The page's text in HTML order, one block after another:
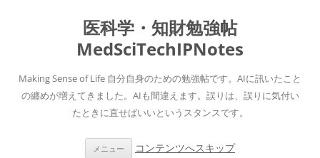
医科学・知財勉強帖
MedSciTechIPNotes
Making Sense of Life 自分自身のための勉強帖です。AIに訊いたこと
の纏めが増えてきました。AIも間違えます。誤りは、誤りに気付い
たときに直せばいいというスタンスです。
メニュー コンテンツへスキップ